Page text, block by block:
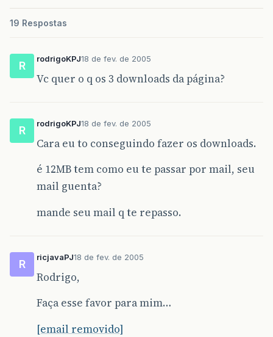
19 Respostas
R
rodrigoKPJ18 de fev. de 2005
Vc quer o q os 3 downloads da página?
R
rodrigoKPJ18 de fev. de 2005
Cara eu to conseguindo fazer os downloads.
é 12MB tem como eu te passar por mail, seu
mail guenta?
mande seu mail q te repasso.
R
ricjavaPJ18 de fev. de 2005
Rodrigo,
Faça esse favor para mim…
[email removido]